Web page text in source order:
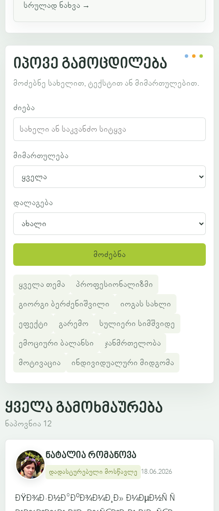
სრულად ნახვა →
იპოვე გამოცდილება
მოძებნე სახელით, ტექსტით ან მიმართულებით.
ძიება
მიმართულება
დალაგება
მოძებნა
ყველა თემა
პროფესიონალიზმი
გიორგი ბერძენიშვილი
იოგას სახლი
ეფექტი
გარემო
სულიერი სიმშვიდე
ემოციური ბალანსი
ჯანმრთელობა
მოტივაცია
ინდივიდუალური მიდგომა
ყველა გამოხმაურება
ნაპოვნია 12
ნატალია რომანოვა
დადასტურებული მოსწავლე 18.06.2026
ÐŸÐ¾Ð·Ð½Ð°ÐºÐ¾Ð¼Ð¸Ð» Ð¼ÐµÐ½Ñ Ñ